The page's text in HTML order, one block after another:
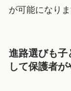
が可能になりま
進路選びも子
して保護者が